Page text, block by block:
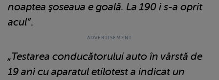
noaptea şoseaua e goală. La 190 i s-a oprit
acul”.
„Testarea conducătorului auto în vârstă de
19 ani cu aparatul etilotest a indicat un